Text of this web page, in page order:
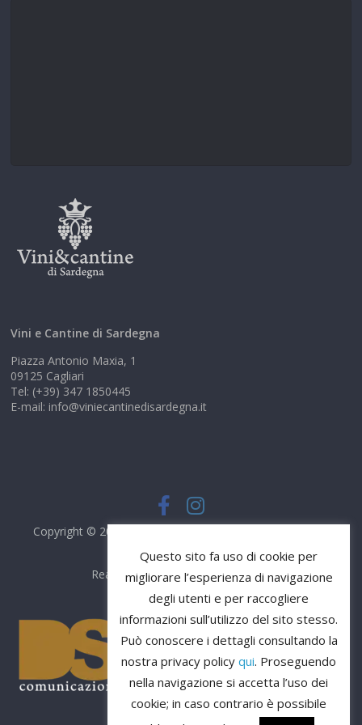
Vini e Cantine di Sardegna
Piazza Antonio Maxia, 1
09125 Cagliari
Tel: (+39) 347 1850445
E-mail: info@viniecantinedisardegna.it
Copyright © 2026
Realizzato daDS Comunicazione
Questo sito fa uso di cookie per
migliorare l’esperienza di navigazione
degli utenti e per raccogliere
informazioni sull’utilizzo del sito stesso.
Può conoscere i dettagli consultando la
nostra privacy policy qui. Proseguendo
nella navigazione si accetta l’uso dei
cookie; in caso contrario è possibile